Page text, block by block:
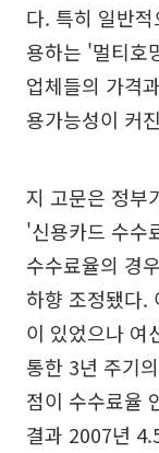
다. 특히 일반
용하는 '멀티호
업체들의 가격
용가능성이 커
지 고문은 정부
'신용카드 수수
수수료율의 경
하향 조정됐다.
이 있었으나 여
통한 3년 주기
점이 수수료율
결과 2007년